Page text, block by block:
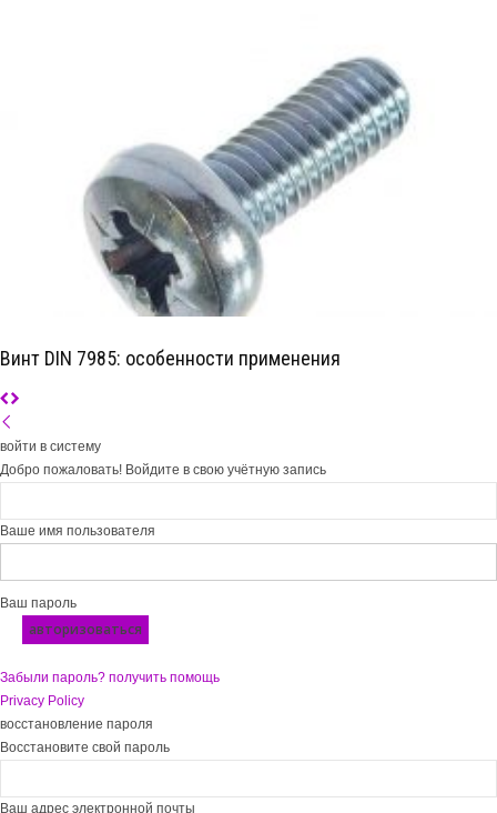
Винт DIN 7985: особенности применения
войти в систему
Добро пожаловать! Войдите в свою учётную запись
Ваше имя пользователя
Ваш пароль
Забыли пароль? получить помощь
Privacy Policy
восстановление пароля
Восстановите свой пароль
Ваш адрес электронной почты